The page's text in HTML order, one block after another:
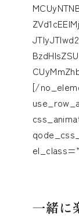
[/
一緒に